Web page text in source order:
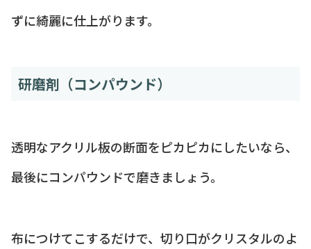
ずに綺麗に仕上がります。
研磨剤（コンパウンド）
透明なアクリル板の断面をピカピカにしたいなら、
最後にコンパウンドで磨きましょう。
布につけてこするだけで、切り口がクリスタルのよ